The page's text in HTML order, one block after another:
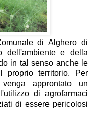
di Alghero di
dell'ambiente e della
in tal senso anche le
proprio territorio. Per
approntato un
di agrofarmaci
di essere pericolosi